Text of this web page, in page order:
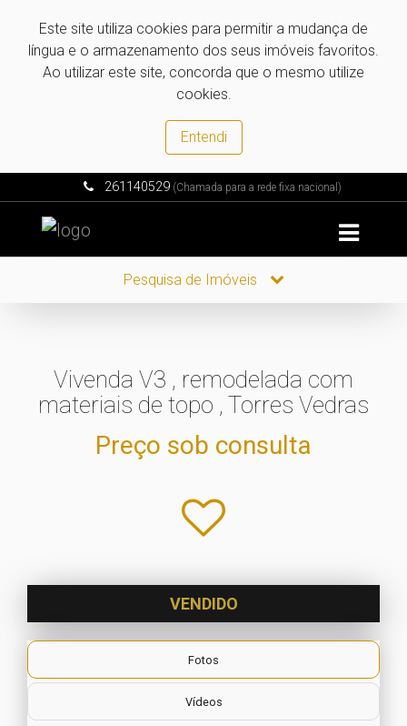
Este site utiliza cookies para permitir a mudança de
língua e o armazenamento dos seus imóveis favoritos.
Ao utilizar este site, concorda que o mesmo utilize
cookies.
Entendi
261140529(Chamada para a rede fixa nacional)
Pesquisa de Imóveis
Vivenda V3 , remodelada com
materiais de topo , Torres Vedras
Preço sob consulta
VENDIDO
Fotos
Vídeos